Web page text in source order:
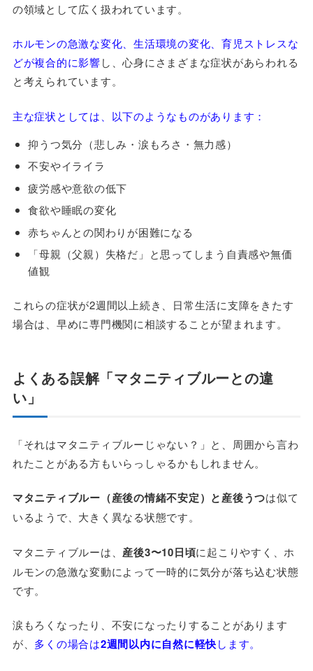
の領域として広く扱われています。
ホルモンの急激な変化、生活環境の変化、育児ストレスな
どが複合的に影響し、心身にさまざまな症状があらわれる
と考えられています。
主な症状としては、以下のようなものがあります：
抑うつ気分（悲しみ・涙もろさ・無力感）
不安やイライラ
疲労感や意欲の低下
食欲や睡眠の変化
赤ちゃんとの関わりが困難になる
「母親（父親）失格だ」と思ってしまう自責感や無価
値観
これらの症状が2週間以上続き、日常生活に支障をきたす
場合は、早めに専門機関に相談することが望まれます。
よくある誤解「マタニティブルーとの違
い」
「それはマタニティブルーじゃない？」と、周囲から言わ
れたことがある方もいらっしゃるかもしれません。
マタニティブルー（産後の情緒不安定）と産後うつは似て
いるようで、大きく異なる状態です。
マタニティブルーは、 産後3〜10日頃に起こりやすく、ホ
ルモンの急激な変動によって一時的に気分が落ち込む状態
です。
涙もろくなったり、不安になったりすることがあります
が、 多くの場合は2週間以内に自然に軽快します。